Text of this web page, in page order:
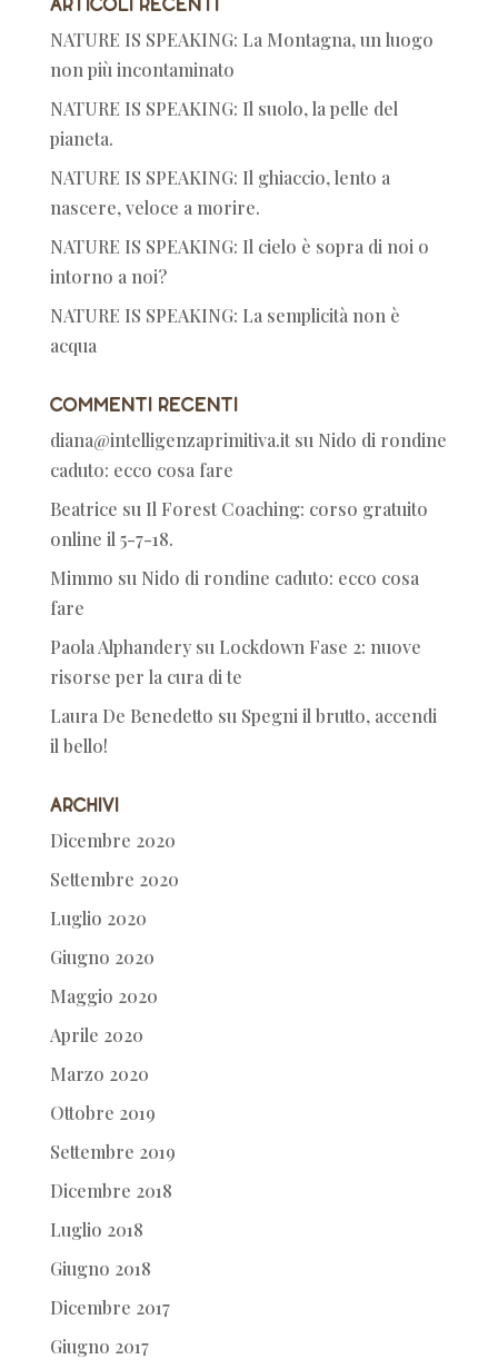
NATURE IS SPEAKING: La Montagna, un luogo
non più incontaminato
NATURE IS SPEAKING: Il suolo, la pelle del
pianeta.
NATURE IS SPEAKING: Il ghiaccio, lento a
nascere, veloce a morire.
NATURE IS SPEAKING: Il cielo è sopra di noi o
intorno a noi?
NATURE IS SPEAKING: La semplicità non è
acqua
Commenti recenti
diana@intelligenzaprimitiva.itsu Nido di rondine
caduto: ecco cosa fare
Beatrice su Il Forest Coaching: corso gratuito
online il 5-7-18.
Mimmo su Nido di rondine caduto: ecco cosa
fare
Paola Alphanderysu Lockdown Fase 2: nuove
risorse per la cura di te
Laura De Benedetto su Spegni il brutto, accendi
il bello!
Archivi
Dicembre 2020
Settembre 2020
Luglio 2020
Giugno 2020
Maggio 2020
Aprile 2020
Marzo 2020
Ottobre 2019
Settembre 2019
Dicembre 2018
Luglio 2018
Giugno 2018
Dicembre 2017
Giugno 2017